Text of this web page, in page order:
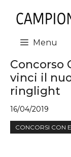
contenuto
Menu
Concorso
vinci il
ringlight
16/04/2019
CONCORSI CON